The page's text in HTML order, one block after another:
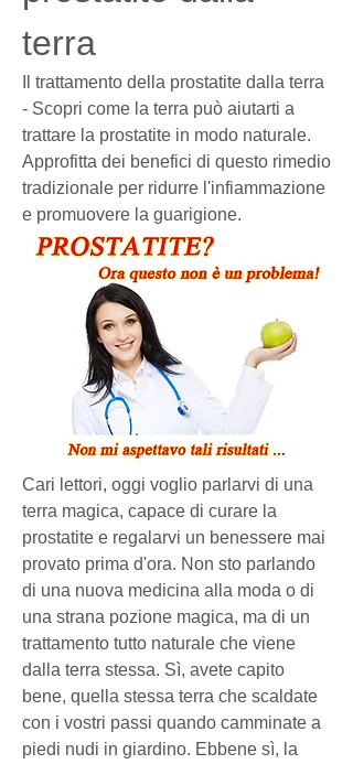
terra
Il trattamento della prostatite dalla terra
- Scopri come la terra può aiutarti a
trattare la prostatite in modo naturale.
Approfitta dei benefici di questo rimedio
tradizionale per ridurre l'infiammazione
e promuovere la guarigione.
Cari lettori, oggi voglio parlarvi di una
terra magica, capace di curare la
prostatite e regalarvi un benessere mai
provato prima d'ora. Non sto parlando
di una nuova medicina alla moda o di
una strana pozione magica, ma di un
trattamento tutto naturale che viene
dalla terra stessa. Sì, avete capito
bene, quella stessa terra che scaldate
con i vostri passi quando camminate a
piedi nudi in giardino. Ebbene sì, la